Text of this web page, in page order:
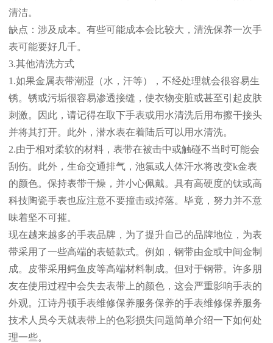
清洁。
缺点：涉及成本。有些可能成本会比较大，清洗保养一次手
表可能要好几千。
3.其他清洗方式
1.如果金属表带潮湿（水，汗等），不经处理就会很容易生
锈。锈或污垢很容易渗透接缝，使衣物变脏或甚至引起皮肤
刺激。因此，请记得在取下手表或用水清洗后用布擦干接头
并将其打开。此外，潜水表在着陆后可以用水清洗。
2.由于相对柔软的材料，表带在被击中或触碰不当时可能会
刮伤。此外，生命交通排气，池氯或人体汗水将改变k金表
的颜色。保持表带干燥，并小心佩戴。具有高硬度的钛或高
科技陶瓷手表也应注意不要撞击或掉落。毕竟，努力并不意
味着坚不可摧。
现在越来越多的手表品牌，为了提升自己的品牌地位，为表
带采用了一些高端的表链款式。例如，钢带由金或中间金制
成。皮带采用鳄鱼皮等高端材料制成。但对于钢带。许多朋
友在使用过程中会失去表带上的颜色，这会严重影响手表的
外观。江诗丹顿手表维修保养服务保养的手表维修保养服务
技术人员今天就表带上的色彩损失问题简单介绍一下如何处
理一些。